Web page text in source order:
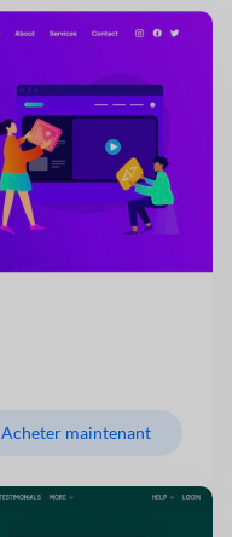
Acheter maintenant